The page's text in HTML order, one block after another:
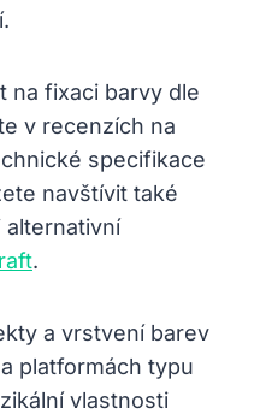
na fixaci barvy dle
v recenzích na
specifikace
navštívit také
alternativní
.
a vrstvení barev
platformách typu
vlastnosti